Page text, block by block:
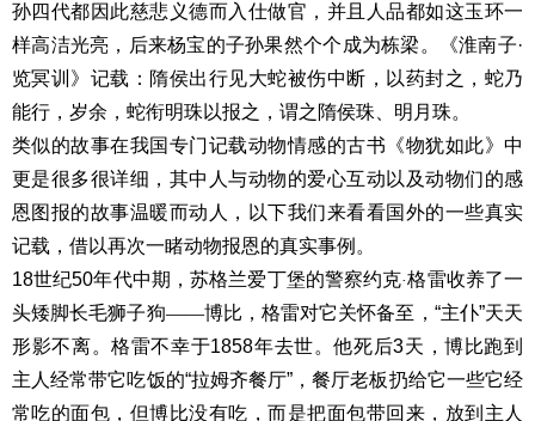
孙四代都因此慈悲义德而入仕做官，并且人品都如这玉环一
样高洁光亮，后来杨宝的子孙果然个个成为栋梁。《淮南子·
览冥训》记载：隋侯出行见大蛇被伤中断，以药封之，蛇乃
能行，岁余，蛇衔明珠以报之，谓之隋侯珠、明月珠。
类似的故事在我国专门记载动物情感的古书《物犹如此》中
更是很多很详细，其中人与动物的爱心互动以及动物们的感
恩图报的故事温暖而动人，以下我们来看看国外的一些真实
记载，借以再次一睹动物报恩的真实事例。
18世纪50年代中期，苏格兰爱丁堡的警察约克·格雷收养了一
头矮脚长毛狮子狗——博比，格雷对它关怀备至，“主仆”天天
形影不离。格雷不幸于1858年去世。他死后3天，博比跑到
主人经常带它吃饭的“拉姆齐餐厅”，餐厅老板扔给它一些它经
常吃的面包，但博比没有吃，而是把面包带回来，放到主人